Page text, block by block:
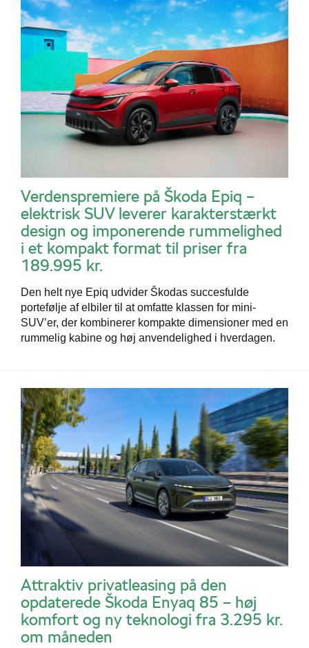
Verdenspremiere på Škoda Epiq –
elektrisk SUV leverer karakterstærkt
design og imponerende rummelighed
i et kompakt format til priser fra
189.995 kr.
Den helt nye Epiq udvider Škodas succesfulde
portefølje af elbiler til at omfatte klassen for mini-
SUV’er, der kombinerer kompakte dimensioner med en
rummelig kabine og høj anvendelighed i hverdagen.
Attraktiv privatleasing på den
opdaterede Škoda Enyaq 85 – høj
komfort og ny teknologi fra 3.295 kr.
om måneden